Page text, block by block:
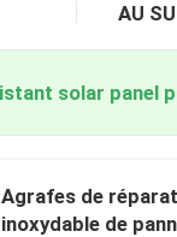
AU
Agrafes de
inoxydable de